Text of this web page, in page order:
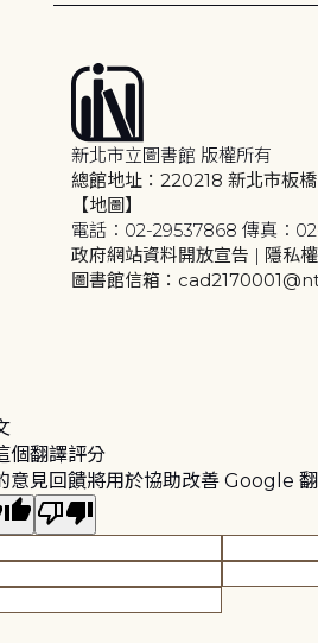
新北市立圖書館 版權所有
總館地址：220218 新北市板
【地圖】
電話：02-29537868 傳真：
政府網站資料開放宣告 | 隱私
圖書館信箱：
個翻譯評分
意見回饋將用於協助改善 Google